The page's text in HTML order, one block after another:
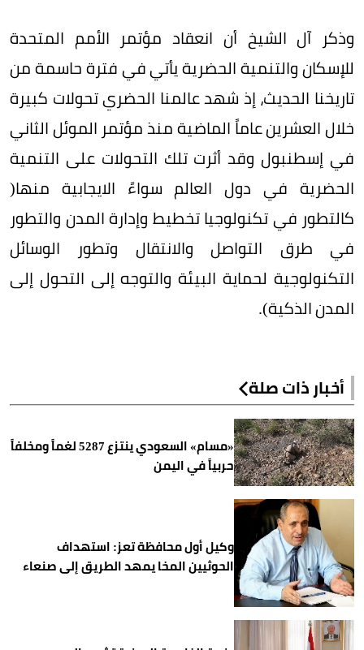
وذكر آل الشيخ أن انعقاد مؤتمر الأمم المتحدة
للإسكان والتنمية الحضرية يأتي في فترة حاسمة من
تاريخنا الحديث، إذ شهد عالمنا الحضري تحولات كبيرة
خلال العشرين عاماً الماضية منذ مؤتمر الموئل الثاني
في إسطنبول وقد أثرت تلك التحولات على التنمية
الحضرية في دول العالم سواءً الايجابية منها(
كالتطور في تكنولوجيا تخطيط وإدارة المدن والتطور
في طرق التواصل والانتقال وتطور الوسائل
التكنولوجية لحماية البيئة والتوجه إلى التحول إلى
المدن الذكية).
أخبار ذات صلة
«مسام» السعودي ينتزع 5287 لغماً ومخلفاً
حربياً في اليمن
وكيل أول محافظة تعز: استهداف
الحوثيين المخا يمهد الطريق إلى صنعاء